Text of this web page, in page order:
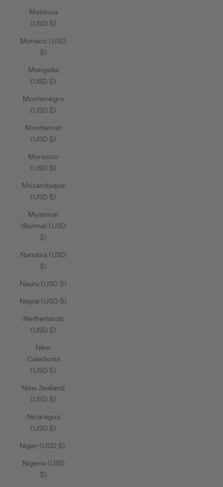
Moldova
(USD $)
Monaco (USD
$)
Mongolia
(USD $)
Montenegro
(USD $)
Montserrat
(USD $)
Morocco
(USD $)
Mozambique
(USD $)
Myanmar
(Burma) (USD
$)
Namibia (USD
$)
Nauru (USD $)
Nepal (USD $)
Netherlands
(USD $)
New
Caledonia
(USD $)
New Zealand
(USD $)
Nicaragua
(USD $)
Niger (USD $)
Nigeria (USD
$)